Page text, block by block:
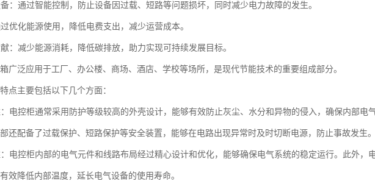
：通过智能控制，防止设备因过载、短路等问题损坏，同时减少电力故障的发生。
优化能源使用，降低电费支出，减少运营成本。
：减少能源消耗，降低碳排放，助力实现可持续发展目标。
广泛应用于工厂、办公楼、商场、酒店、学校等场所，是现代节能技术的重要组成部分。
点主要包括以下几个方面：
电控柜通常采用防护等级较高的外壳设计，能够有效防止灰尘、水分和异物的侵入，确保内部电
还配备了过载保护、短路保护等安全装置，能够在电路出现异常时及时切断电源，防止事故发生。
电控柜内部的电气元件和线路布局经过精心设计和优化，能够确保电气系统的稳定运行。此外，
效降低内部温度，延长电气设备的使用寿命。